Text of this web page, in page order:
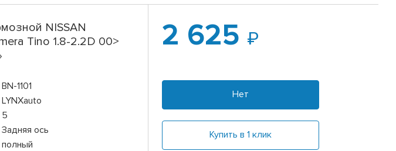
NISSAN
Tino 1.8-2.2D 00>
BN-1101
LYNXauto
5
Задняя ось
полный
2 625
Нет
Купить в 1 клик